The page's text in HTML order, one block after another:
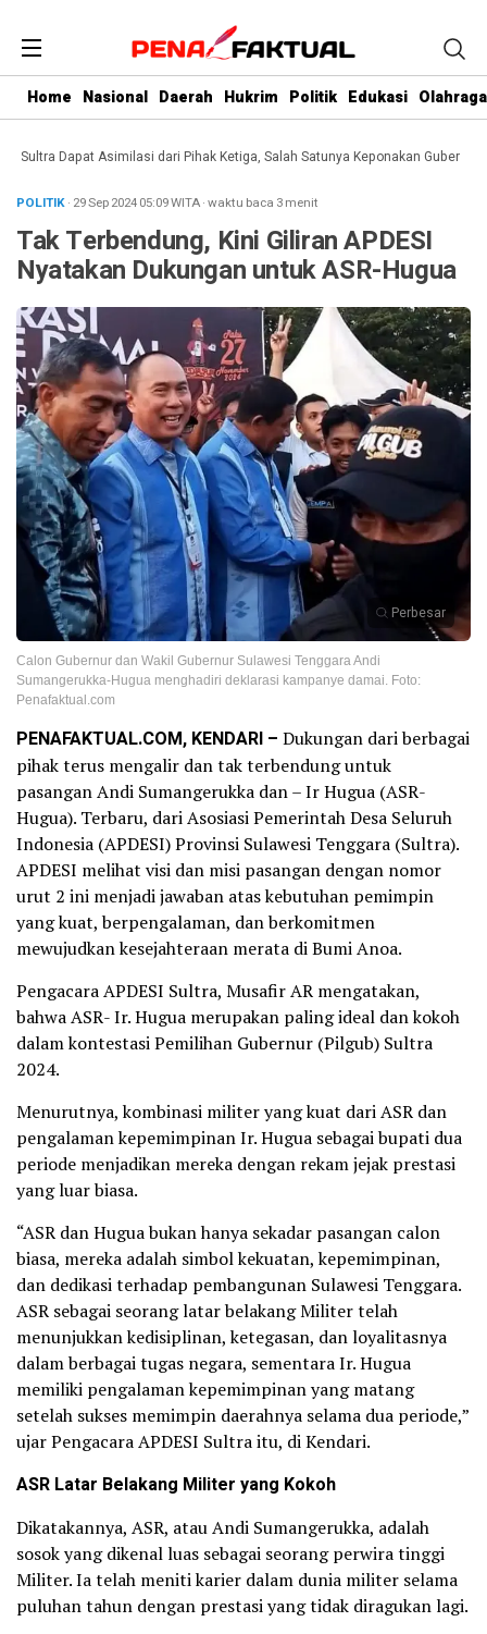
Home Nasional Daerah Hukrim Politik Edukasi Olahraga
Dapat Asimilasi dari Pihak Ketiga, Salah Satunya Keponakan Gubernur
POLITIK· 29 Sep 202405:09WITA·waktu baca 3 menit
Tak Terbendung, Kini Giliran APDESI
Nyatakan Dukungan untuk ASR-Hugua
Perbesar
Calon Gubernur dan Wakil Gubernur Sulawesi Tenggara Andi
Sumangerukka-Hugua menghadiri deklarasi kampanye damai. Foto:
Penafaktual.com
PENAFAKTUAL.COM, KENDARI – Dukungan dari berbagai
pihak terus mengalir dan tak terbendung untuk
pasangan Andi Sumangerukka dan – Ir Hugua (ASR-
Hugua). Terbaru, dari Asosiasi Pemerintah Desa Seluruh
Indonesia (APDESI) Provinsi Sulawesi Tenggara (Sultra).
APDESI melihat visi dan misi pasangan dengan nomor
urut 2 ini menjadi jawaban atas kebutuhan pemimpin
yang kuat, berpengalaman, dan berkomitmen
mewujudkan kesejahteraan merata di Bumi Anoa.
Pengacara APDESI Sultra, Musafir AR mengatakan,
bahwa ASR- Ir. Hugua merupakan paling ideal dan kokoh
dalam kontestasi Pemilihan Gubernur (Pilgub) Sultra
2024.
Menurutnya, kombinasi militer yang kuat dari ASR dan
pengalaman kepemimpinan Ir. Hugua sebagai bupati dua
periode menjadikan mereka dengan rekam jejak prestasi
yang luar biasa.
“ASR dan Hugua bukan hanya sekadar pasangan calon
biasa, mereka adalah simbol kekuatan, kepemimpinan,
dan dedikasi terhadap pembangunan Sulawesi Tenggara.
ASR sebagai seorang latar belakang Militer telah
menunjukkan kedisiplinan, ketegasan, dan loyalitasnya
dalam berbagai tugas negara, sementara Ir. Hugua
memiliki pengalaman kepemimpinan yang matang
setelah sukses memimpin daerahnya selama dua periode,”
ujar Pengacara APDESI Sultra itu, di Kendari.
ASR Latar Belakang Militer yang Kokoh
Dikatakannya, ASR, atau Andi Sumangerukka, adalah
sosok yang dikenal luas sebagai seorang perwira tinggi
Militer. Ia telah meniti karier dalam dunia militer selama
puluhan tahun dengan prestasi yang tidak diragukan lagi.